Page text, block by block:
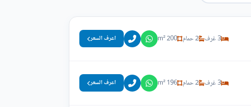
3 غرف 2 حمام 200 m² اعرف السعر
3 غرف 2 حمام 196 m² اعرف السعر